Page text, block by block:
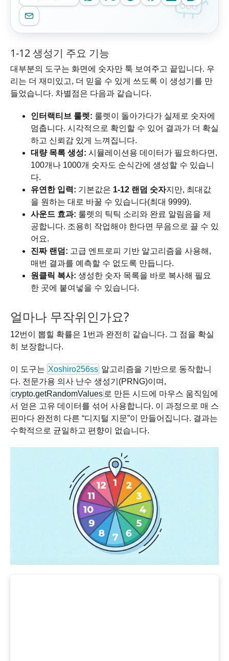
1-12 생성기 주요 기능
대부분의 도구는 화면에 숫자만 툭 보여주고 끝입니다. 우
리는 더 재미있고, 더 믿을 수 있게 쓰도록 이 생성기를 만
들었습니다. 차별점은 다음과 같습니다.
인터랙티브 룰렛: 룰렛이 돌아가다가 실제로 숫자에
멈춥니다. 시각적으로 확인할 수 있어 결과가 더 확실
하고 신뢰감 있게 느껴집니다.
대량 목록 생성: 시뮬레이션용 데이터가 필요하다면,
100개나 1000개 숫자도 순식간에 생성할 수 있습니
다.
유연한 입력: 기본값은 1-12 랜덤 숫자지만, 최대값
을 원하는 대로 바꿀 수 있습니다(최대 9999).
사운드 효과: 룰렛의 틱틱 소리와 완료 알림음을 제
공합니다. 조용히 작업해야 한다면 무음으로 끌 수 있
어요.
진짜 랜덤: 고급 엔트로피 기반 알고리즘을 사용해,
매번 결과를 예측할 수 없도록 만듭니다.
원클릭 복사: 생성한 숫자 목록을 바로 복사해 필요
한 곳에 붙여넣을 수 있습니다.
얼마나 무작위인가요?
12번이 뽑힐 확률은 1번과 완전히 같습니다. 그 점을 확실
히 보장합니다.
이 도구는 Xoshiro256ss 알고리즘을 기반으로 동작합니
다. 전문가용 의사 난수 생성기(PRNG)이며,
crypto.getRandomValues 로 만든 시드에 마우스 움직임에
서 얻은 고유 데이터를 섞어 사용합니다. 이 과정으로 매 스
핀마다 완전히 다른 “디지털 지문”이 만들어집니다. 결과는
수학적으로 균일하고 편향이 없습니다.